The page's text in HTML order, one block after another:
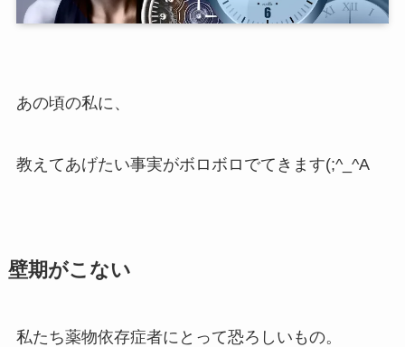
あの頃の私に、
教えてあげたい事実がボロボロでてきます(;^_^A
壁期がこない
私たち薬物依存症者にとって恐ろしいもの。